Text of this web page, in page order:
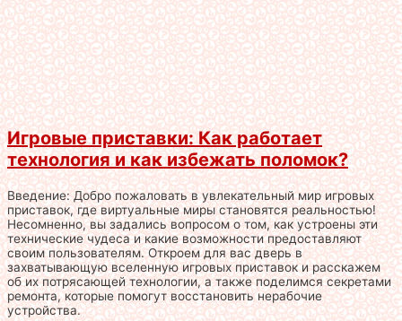
Игровые приставки: Как работает
технология и как избежать поломок?
Введение: Добро пожаловать в увлекательный мир игровых
приставок, где виртуальные миры становятся реальностью!
Несомненно, вы задались вопросом о том, как устроены эти
технические чудеса и какие возможности предоставляют
своим пользователям. Откроем для вас дверь в
захватывающую вселенную игровых приставок и расскажем
об их потрясающей технологии, а также поделимся секретами
ремонта, которые помогут восстановить нерабочие
устройства.